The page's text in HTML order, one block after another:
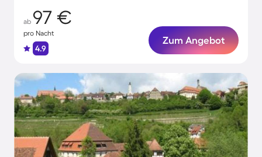
ab 97 €
pro Nacht
4.9
Zum Angebot